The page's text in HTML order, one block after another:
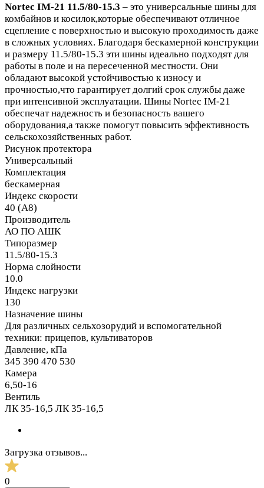
Nortec IM-21 11.5/80-15.3 – это универсальные шины для
комбайнов и косилок,которые обеспечивают отличное
сцепление с поверхностью и высокую проходимость даже
в сложных условиях. Благодаря бескамерной конструкции
и размеру 11.5/80-15.3 эти шины идеально подходят для
работы в поле и на пересеченной местности. Они
обладают высокой устойчивостью к износу и
прочностью,что гарантирует долгий срок службы даже
при интенсивной эксплуатации. Шины Nortec IM-21
обеспечат надежность и безопасность вашего
оборудования,а также помогут повысить эффективность
сельскохозяйственных работ.
Рисунок протектора
Универсальный
Комплектация
бескамерная
Индекс скорости
40 (A8)
Производитель
АО ПО АШК
Типоразмер
11.5/80-15.3
Норма слойности
10.0
Индекс нагрузки
130
Назначение шины
Для различных сельхозорудий и вспомогательной
техники: прицепов, культиваторов
Давление, кПа
345 390 470 530
Камера
6,50-16
Вентиль
ЛК 35-16,5 ЛК 35-16,5
Загрузка отзывов...
0